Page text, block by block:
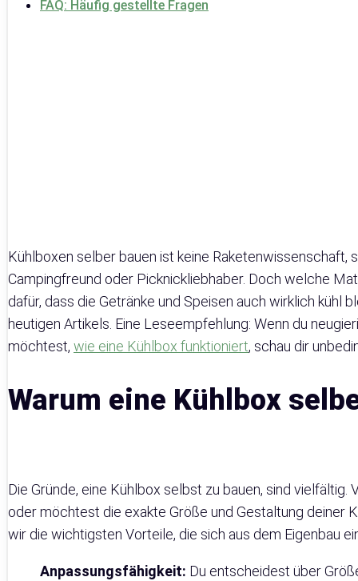
FAQ: Häufig gestellte Fragen
Kühlboxen selber bauen ist keine Raketenwissenschaft,
Campingfreund oder Picknickliebhaber. Doch welche
dafür, dass die Getränke und Speisen auch wirklich kühl
heutigen Artikels. Eine Leseempfehlung: Wenn du
möchtest, wie eine Kühlbox funktioniert, schau dir
Warum eine Kühlbox
Die Gründe, eine Kühlbox selbst zu bauen, sind
oder möchtest die exakte Größe und Gestaltung deiner
wir die wichtigsten Vorteile, die sich aus dem Eigenbau
Anpassungsfähigkeit: Du entscheidest über